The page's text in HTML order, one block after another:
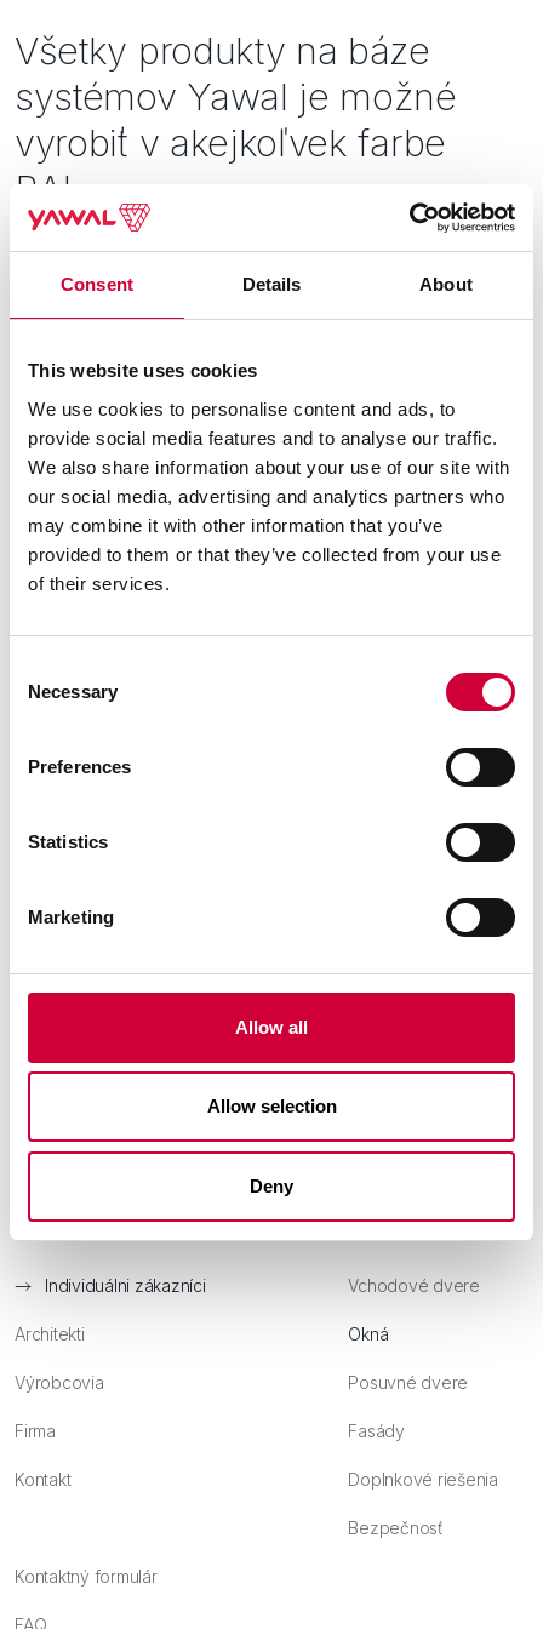
Consent Details About
This website uses cookies
We use cookies to personalise content and ads, to
provide social media features and to analyse our traffic.
We also share information about your use of our site with
our social media, advertising and analytics partners who
may combine it with other information that you’ve
provided to them or that they’ve collected from your use
of their services.
Selection
Necessary
Preferences
Statistics
Marketing
Allow all
Allow selection
Deny
Inšpirácie
Všetky produkty na báze
systémov Yawal je možné
vyrobiť v akejkoľvek farbe
RAL.
Nižšie uvádzame štandardné farby, farby podobné drevu a
eloxovanie. Kompletný vzorkovník farieb je k dispozícii u
Farby podobné drevu
Reprodukcia prirodzenej krásy dreva
Štandardné farby
Vysoká kvalita farieb
Zvýšená odolnosť proti mechanickému poškodeniu a
Individuálni zákazníci
Architekti
Výrobcovia
Firma
Kontakt
Vchodové dvere
Okná
Posuvné dvere
Fasády
Doplnkové riešenia
Bezpečnosť
Kontaktný formulár
FAQ
T. + 48 34 352 88 00
e-mail:yawal@yawal.com